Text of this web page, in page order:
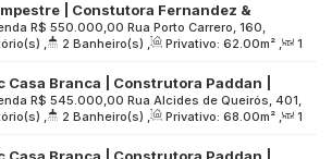
| Constutora Fernandez &
| Pronto | 62 metros | 02 dormitórios |
01 vaga
R$ 550.000,00 Rua Porto Carrero, 160,
Paulo, 09070-240, Campestre, Santo André, São
, 2 Banheiro(s) , Privativo: 62.00m² ,
1
1 Suíte(s) , 1 Vaga(s) , Útil: 62.00m²
Casa Branca | Construtora Paddan |
Metros | 02 Dormitórios | Suíte |
| 01 Vaga
R$ 545.000,00 Rua Alcides de Queirós, 401,
Paulo, 09015-550, Casa Branca, Santo André,
Brasil
, 2 Banheiro(s) , Privativo: 68.00m² ,
1
1 Suíte(s) , 1 Vaga(s) , Útil: 68.00m² ,
Terreno: